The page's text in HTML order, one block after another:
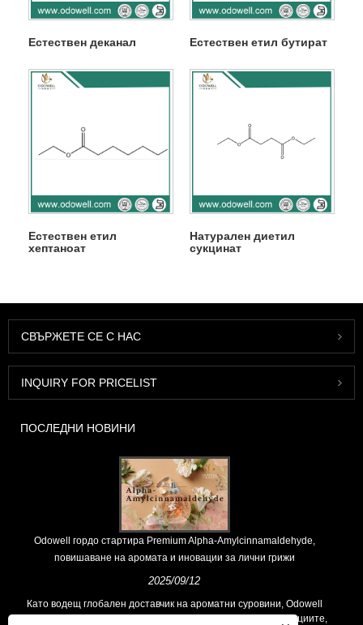
Естествен деканал Естествен етил бутират
Естествен етил
хептаноат
Натурален диетил
сукцинат
СВЪРЖЕТЕ СЕ С НАС
INQUIRY FOR PRICELIST
ПОСЛЕДНИ НОВИНИ
Odowell гордо стартира Premium Alpha-Amylcinnamaldehyde,
повишаване на аромата и иновации за лични грижи
2025/09/12
Като водещ глобален доставчик на ароматни суровини, Odowell
поддържа основна философия на „ориентирана към иновациите,